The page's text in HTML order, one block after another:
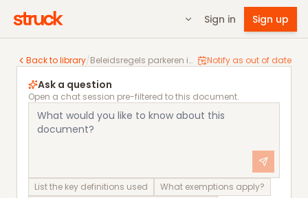
Sign in Sign up
Back to library/ Beleidsregels parkeren in Olst-Wijhe Notify as out of date
Beleidsregels parkeren in Olst-Wijhe
Ask a question
Open a chat session pre-filtered to this document.
List the key definitions used
What exemptions apply?